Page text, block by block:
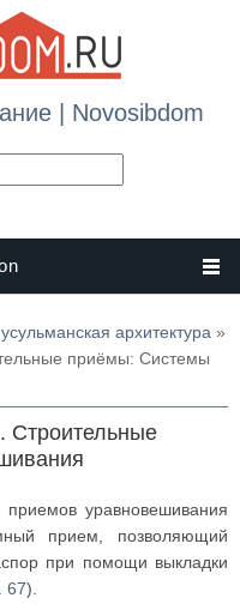
| Novosibdom
архитектура »
приёмы: Системы
Строительные
уравновешивания
прием, позволяющий
при помощи вы­кладки
67).